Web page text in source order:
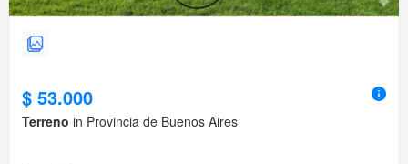
$ 53.000
Terreno in Provincia de Buenos Aires